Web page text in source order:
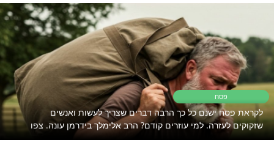
רק לקבוצת ווטסאפ אחת מבית מוקד
תהילים ארצי? יש לנו 4! לחצו על אחת מהן
|הסגולה היומית|הלכה יומית לנשים|החיזוק היומי